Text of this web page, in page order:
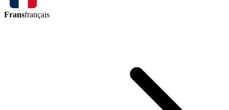
Fransfrançais